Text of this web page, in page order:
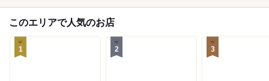
このエリアで人気のお店
1 2 3